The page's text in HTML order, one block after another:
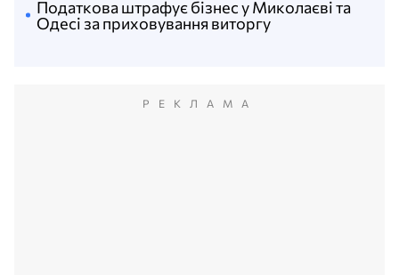
Податкова штрафує бізнес у Миколаєві та
Одесі за приховування виторгу
РЕКЛАМА